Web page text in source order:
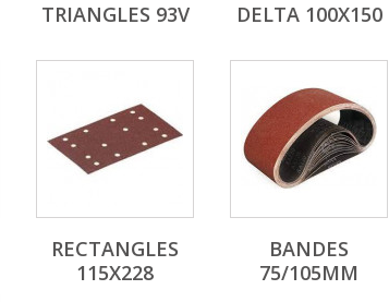
TRIANGLES 93V DELTA 100X150
RECTANGLES
115X228
BANDES
75/105MM